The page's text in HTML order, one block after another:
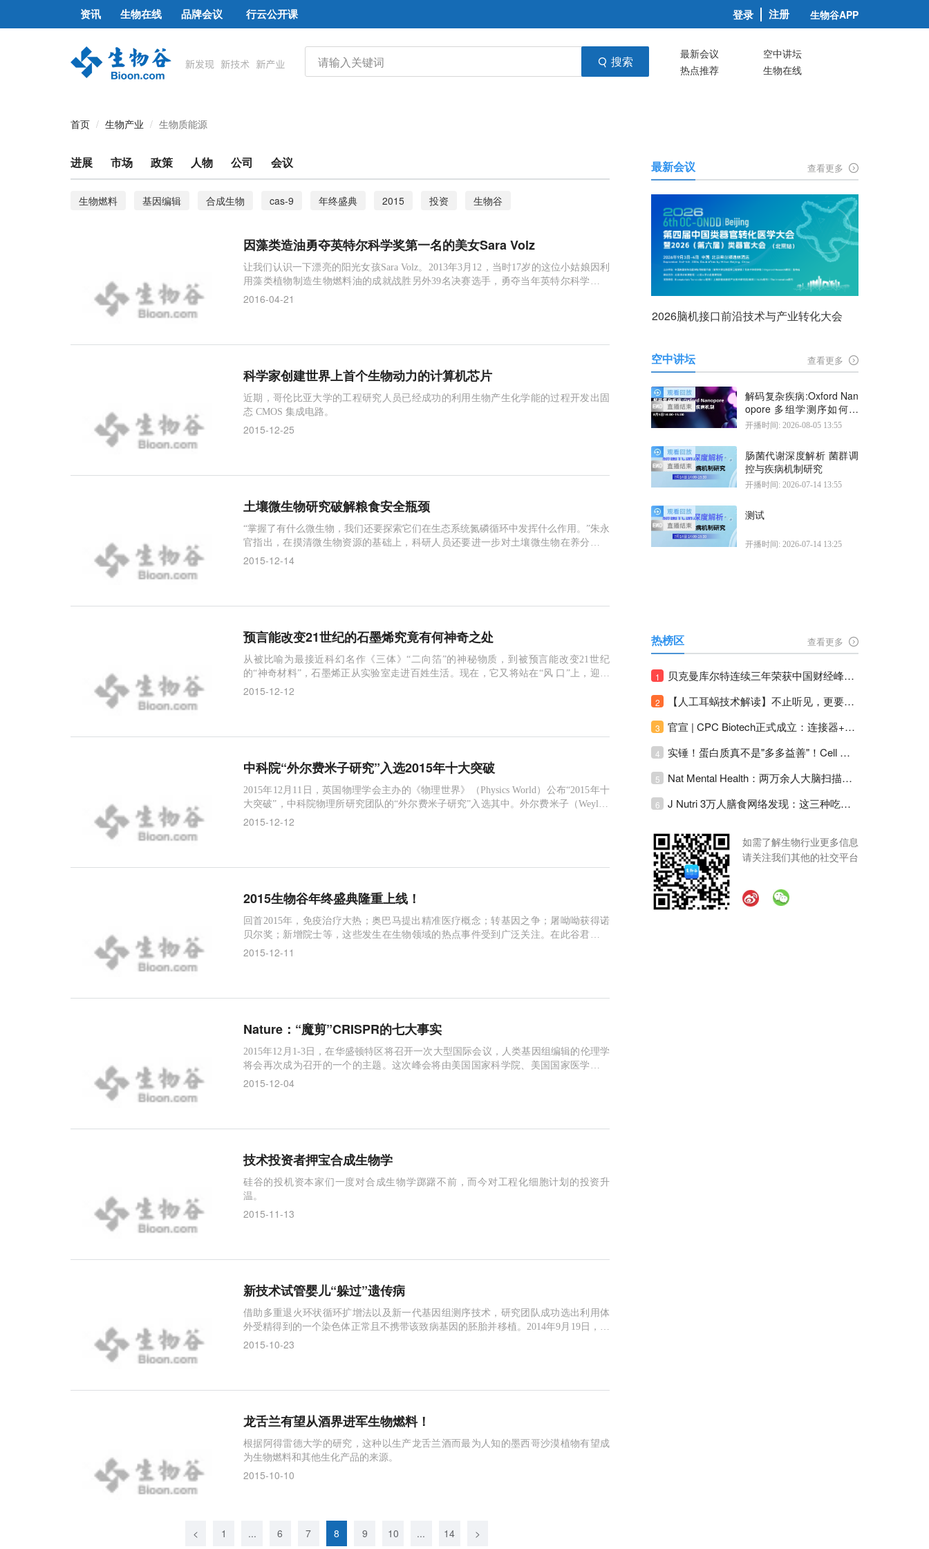
资讯 生物在线 品牌会议 行云公开课 登录 注册 生物谷APP
搜索 最新会议
空中讲坛
热点推荐
生物在线
首页 生物产业 生物质能源
进展 市场 政策 人物 公司 会议
生物燃料 基因编辑 合成生物 cas-9 年终盛典 2015 投资
生物谷
除草剂 生物动力 藻类植物 稀禾定 乙酰辅酶A羧化酶
计算机芯片
新时代 粮食 微生物 土壤 Sara Volz
因藻类造油勇夺英特尔科学奖第一名的美女Sara Volz
让我们认识一下漂亮的阳光女孩Sara Volz。2013年3月12，当时17岁的这位小姑娘因利
用藻类植物制造生物燃料油的成就战胜另外39名决赛选手，勇夺当年英特尔科学奖的
第一名，也因此获得10万美金的大奖。
2016-04-21
科学家创建世界上首个生物动力的计算机芯片
近期，哥伦比亚大学的工程研究人员已经成功的利用生物产生化学能的过程开发出固
态 CMOS 集成电路。
2015-12-25
土壤微生物研究破解粮食安全瓶颈
“掌握了有什么微生物，我们还要探索它们在生态系统氮磷循环中发挥什么作用。”朱永
官指出，在摸清微生物资源的基础上，科研人员还要进一步对土壤微生物在养分循环
过程中的功能开展研究。
2015-12-14
预言能改变21世纪的石墨烯究竟有何神奇之处
从被比喻为最接近科幻名作《三体》“二向箔”的神秘物质，到被预言能改变21世纪
的“神奇材料”，石墨烯正从实验室走进百姓生活。现在，它又将站在“风 口”上，迎来
发展的“春天”：中国“十三五”规划建议明确提出
2015-12-12
中科院“外尔费米子研究”入选2015年十大突破
2015年12月11日，英国物理学会主办的《物理世界》（Physics World）公布“2015年十
大突破”，中科院物理所研究团队的“外尔费米子研究”入选其中。外尔费米子（Weylfer
mions）是一种无质量且具 有“手性”的电子，未
2015-12-12
2015生物谷年终盛典隆重上线！
回首2015年，免疫治疗大热；奥巴马提出精准医疗概念；转基因之争；屠呦呦获得诺
贝尔奖；新增院士等，这些发生在生物领域的热点事件受到广泛关注。在此谷君为大
家整理了2015年生物行业发生的大事，一起来看看吧！
2015-12-11
Nature：“魔剪”CRISPR的七大事实
2015年12月1-3日，在华盛顿特区将召开一次大型国际会议，人类基因组编辑的伦理学
将会再次成为召开的一个的主题。这次峰会将由美国国家科学院、美国国家医学科学
院、中国科学院和英国皇家学会联合组织，在该会议举办
2015-12-04
技术投资者押宝合成生物学
硅谷的投机资本家们一度对合成生物学踯躇不前，而今对工程化细胞计划的投资升
温。
2015-11-13
新技术试管婴儿“躲过”遗传病
借助多重退火环状循环扩增法以及新一代基因组测序技术，研究团队成功选出利用体
外受精得到的一个染色体正常且不携带该致病基因的胚胎并移植。2014年9月19日，世
界首例借助这项技术出生的宝宝在北医三院诞生。
2015-10-23
龙舌兰有望从酒界进军生物燃料！
根据阿得雷德大学的研究，这种以生产龙舌兰酒而最为人知的墨西哥沙漠植物有望成
为生物燃料和其他生化产品的来源。
2015-10-10
< 1 ... 6 7 8 9 10 ... 14 >
最新会议 查看更多
2026脑机接口前沿技术与产业转化大会
空中讲坛 查看更多
解码复杂疾病:Oxford Nan
opore 多组学测序如何揭
示疾病机制
开播时间: 2026-08-05 13:55
肠菌代谢深度解析 菌群调
控与疾病机制研究
开播时间: 2026-07-14 13:55
测试
开播时间: 2026-07-14 13:25
热榜区 查看更多
1 贝克曼库尔特连续三年荣获中国财经峰会三项大奖！
2 【人工耳蜗技术解读】不止听见，更要听见未来 ---- 智能耳蜗，开启人工耳蜗技术新纪元！
3 官宣 | CPC Biotech正式成立：连接器+泵+传感器，整合生物制药流体管理解决方案！
4 实锤！蛋白质真不是"多多益善"！Cell Press Blue：适度限蛋白，反而拉长健康寿命！
5 Nat Mental Health：两万余人大脑扫描刷新抑郁脑科学认知！抑郁不只是情绪病，视觉、运动脑区同步受损！
6 J Nutri 3万人膳食网络发现：这三种吃饭模式直接决定心血管风险与寿命长短！
如需了解生物行业更多信息
请关注我们其他的社交平台